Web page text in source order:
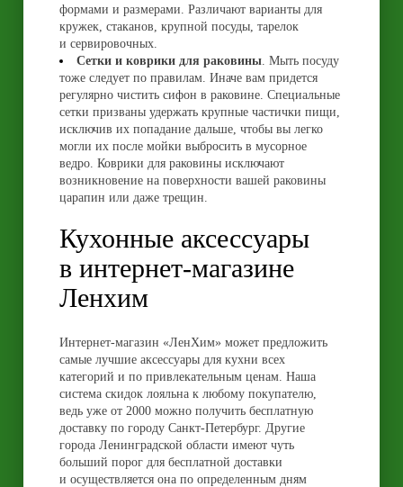
формами и размерами. Различают варианты для
кружек, стаканов, крупной посуды, тарелок
и сервировочных.
Сетки и коврики для раковины. Мыть посуду
тоже следует по правилам. Иначе вам придется
регулярно чистить сифон в раковине. Специальные
сетки призваны удержать крупные частички пищи,
исключив их попадание дальше, чтобы вы легко
могли их после мойки выбросить в мусорное
ведро. Коврики для раковины исключают
возникновение на поверхности вашей раковины
царапин или даже трещин.
Кухонные аксессуары
в интернет-магазине
Ленхим
Интернет-магазин «ЛенХим» может предложить
самые лучшие аксессуары для кухни всех
категорий и по привлекательным ценам. Наша
система скидок лояльна к любому покупателю,
ведь уже от 2000 можно получить бесплатную
доставку по городу Санкт-Петербург. Другие
города Ленинградской области имеют чуть
больший порог для бесплатной доставки
и осуществляется она по определенным дням